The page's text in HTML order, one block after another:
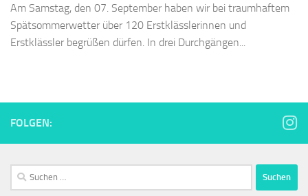
Am Samstag, den 07. September haben wir bei traumhaftem
Spätsommerwetter über 120 Erstklässlerinnen und
Erstklässler begrüßen dürfen. In drei Durchgängen...
FOLGEN:
Suchen
nach: